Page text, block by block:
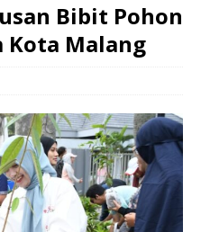
Bibit Pohon
Kota Malang